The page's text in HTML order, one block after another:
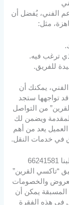
الفني، يُفضل أن
مثل:
ترغب فيه.
للفريق.
يمكنك أن
تواجهها ستجد
من التواصل
ويضمن لك
يعد من أهم
في خدمات النقل.
“تاكسي القرين”
والخصومات
المسبقة يمكن أن
في هذه الفقرة